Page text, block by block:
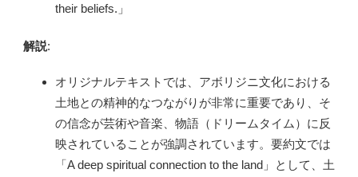
their beliefs.」
解説:
オリジナルテキストでは、アボリジニ文化における
土地との精神的なつながりが非常に重要であり、そ
の信念が芸術や音楽、物語（ドリームタイム）に反
映されていることが強調されています。要約文では
「A deep spiritual connection to the land」として、土